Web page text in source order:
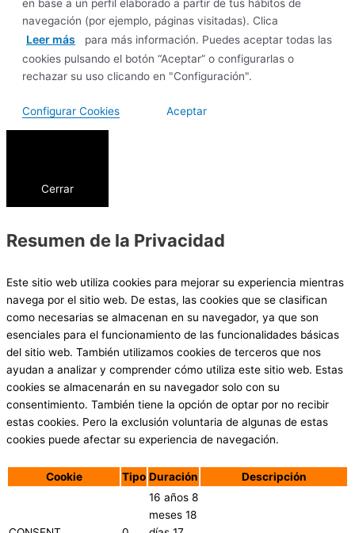
en base a un perfil elaborado a partir de tus hábitos de
navegación (por ejemplo, páginas visitadas). Clica
Leer más
para más información. Puedes aceptar todas las
cookies pulsando el botón “Aceptar” o configurarlas o
rechazar su uso clicando en "Configuración".
Configurar Cookies Aceptar
Cerrar
Resumen de la Privacidad
Este sitio web utiliza cookies para mejorar su experiencia mientras
navega por el sitio web. De estas, las cookies que se clasifican
como necesarias se almacenan en su navegador, ya que son
esenciales para el funcionamiento de las funcionalidades básicas
del sitio web. También utilizamos cookies de terceros que nos
ayudan a analizar y comprender cómo utiliza este sitio web. Estas
cookies se almacenarán en su navegador solo con su
consentimiento. También tiene la opción de optar por no recibir
estas cookies. Pero la exclusión voluntaria de algunas de estas
cookies puede afectar su experiencia de navegación.
Cookie Tipo Duración Descripción
16 años 8
meses 18